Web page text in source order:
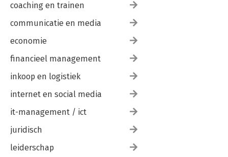
coaching en trainen
communicatie en media
economie
financieel management
inkoop en logistiek
internet en social media
it-management / ict
juridisch
leiderschap